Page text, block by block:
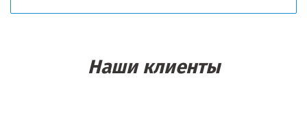
Наши клиенты